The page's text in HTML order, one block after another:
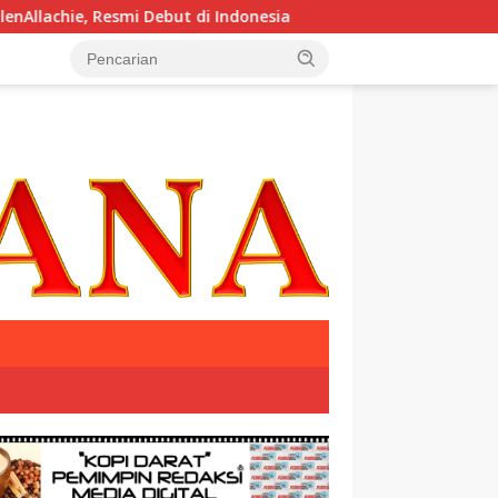
Debut di Indonesia Krisis Komunikasi Pemerintah